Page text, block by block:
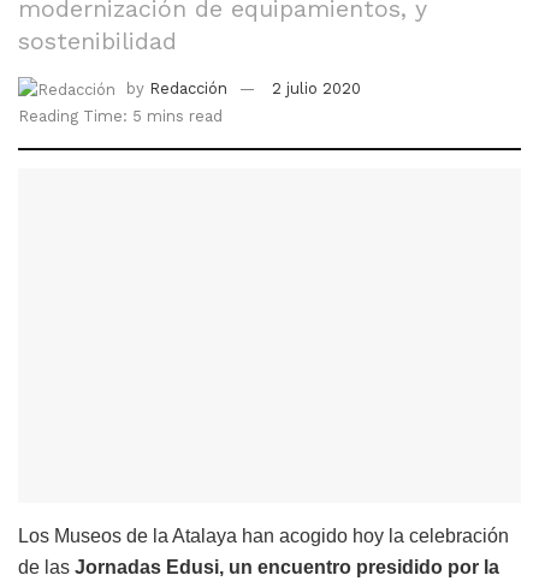
modernización de equipamientos, y
sostenibilidad
by Redacción
2 julio 2020
Reading Time: 5 mins read
Los Museos de la Atalaya han acogido hoy la celebración
de las Jornadas Edusi, un encuentro presidido por la